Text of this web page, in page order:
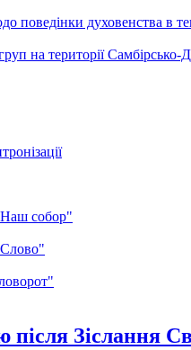
духовенства в
на території
собор"
після Зіслання